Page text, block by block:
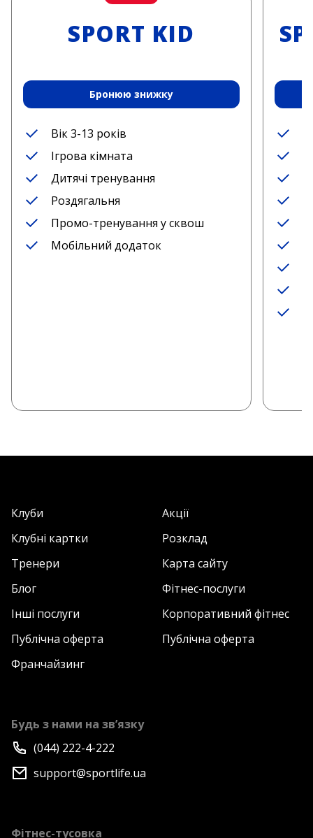
SPORT KID
Бронюю знижку
Вік 3-13 років
Ігрова кімната
Дитячі тренування
Роздягальня
Промо-тренування у сквош
Мобільний додаток
Клуби
Акції
Клубні картки
Розклад
Тренери
Карта сайту
Блог
Фітнес-послуги
Інші послуги
Корпоративний фітнес
Публічна оферта
Публічна оферта
Франчайзинг
Будь з нами на зв’язку
(044) 222-4-222
support@sportlife.ua
Фітнес-тусовка